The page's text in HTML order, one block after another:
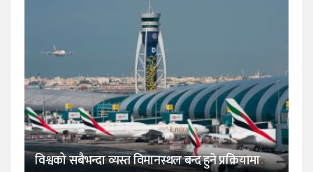
विश्वको सबैभन्दा व्यस्त विमानस्थल बन्द हुने प्रक्रियामा